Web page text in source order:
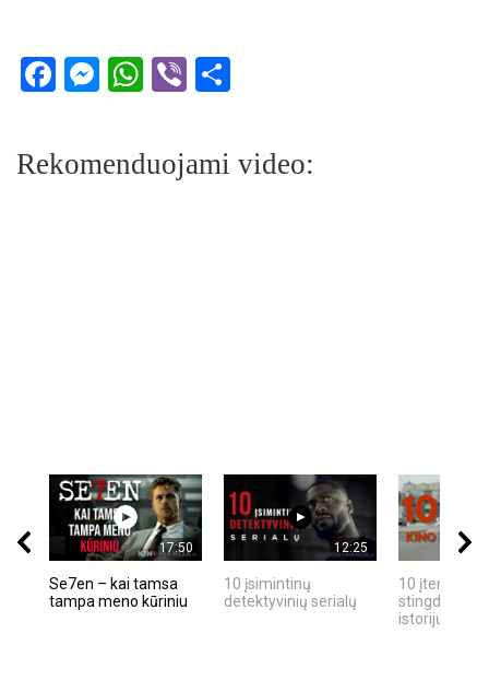
Facebook
Messenger
WhatsApp
Viber
Rekomenduojami video:
17:50
Se7en – kai tamsa
tampa meno kūriniu
12:25
10 įsimintinų
detektyvinių serialų
10 įtemptų,
stingdančių
istorijų